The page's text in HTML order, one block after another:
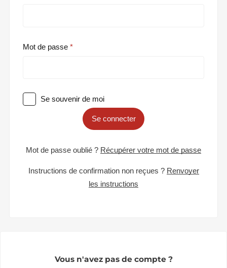
Mot de passe
Se souvenir de moi
Se connecter
Mot de passe oublié ? Récupérer votre mot de passe
Instructions de confirmation non reçues ? Renvoyer
les instructions
Vous n'avez pas de compte ?